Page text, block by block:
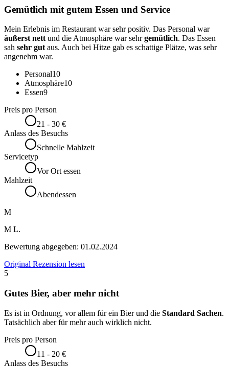
Gemütlich mit gutem Essen und Service
Mein Erlebnis im Restaurant war sehr positiv. Das Personal war
äußerst nett und die Atmosphäre war sehrgemütlich. Das Essen
sah sehr gut aus. Auch bei Hitze gab es schattige Plätze, was sehr
angenehm war.
Personal10
Atmosphäre10
Essen9
Preis pro Person
21 - 30 €
Anlass des Besuchs
Schnelle Mahlzeit
Servicetyp
Vor Ort essen
Mahlzeit
Abendessen
M
M L.
Bewertung abgegeben: 01.02.2024
Original Rezension lesen
5
Gutes Bier, aber mehr nicht
Es ist in Ordnung, vor allem für ein Bier und die Standard Sachen.
Tatsächlich aber für mehr auch wirklich nicht.
Preis pro Person
11 - 20 €
Anlass des Besuchs